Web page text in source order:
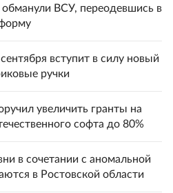
ВСУ, переодевшись в
вступит в силу новый
ручки
увеличить гранты на
софта до 80%
в сочетании с аномальной
в Ростовской области